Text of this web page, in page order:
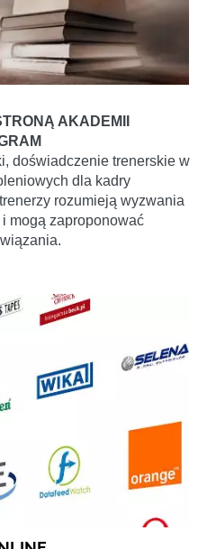
AKADEMII
doświadczenie trenerskie w
dla kadry
rozumieją wyzwania
mogą zaproponować